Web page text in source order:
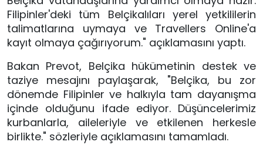
Filipinler'deki tüm Belçikalıları yerel yetkililerin
talimatlarına uymaya ve Travellers Online'a
kayıt olmaya çağırıyorum." açıklamasını yaptı.
Bakan Prevot, Belçika hükümetinin destek ve
taziye mesajını paylaşarak, "Belçika, bu zor
dönemde Filipinler ve halkıyla tam dayanışma
içinde olduğunu ifade ediyor. Düşüncelerimiz
kurbanlarla, aileleriyle ve etkilenen herkesle
birlikte." sözleriyle açıklamasını tamamladı.